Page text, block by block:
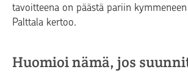
tavoitteena on päästä pariin
Palttala kertoo.
Huomioi nämä, jos